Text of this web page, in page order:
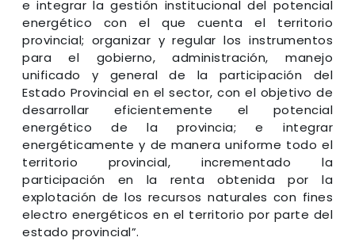
e integrar la gestión institucional del potencial
energético con el que cuenta el territorio
provincial; organizar y regular los instrumentos
para el gobierno, administración, manejo
unificado y general de la participación del
Estado Provincial en el sector, con el objetivo de
desarrollar eficientemente el potencial
energético de la provincia; e integrar
energéticamente y de manera uniforme todo el
territorio provincial, incrementado la
participación en la renta obtenida por la
explotación de los recursos naturales con fines
electro energéticos en el territorio por parte del
estado provincial”.